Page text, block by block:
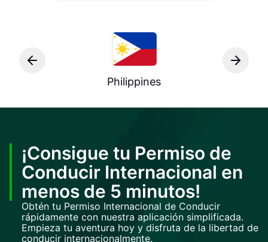
Philippines
¡Consigue tu Permiso de
Conducir Internacional en
menos de 5 minutos!
Obtén tu Permiso Internacional de Conducir
rápidamente con nuestra aplicación simplificada.
Empieza tu aventura hoy y disfruta de la libertad de
conducir internacionalmente.